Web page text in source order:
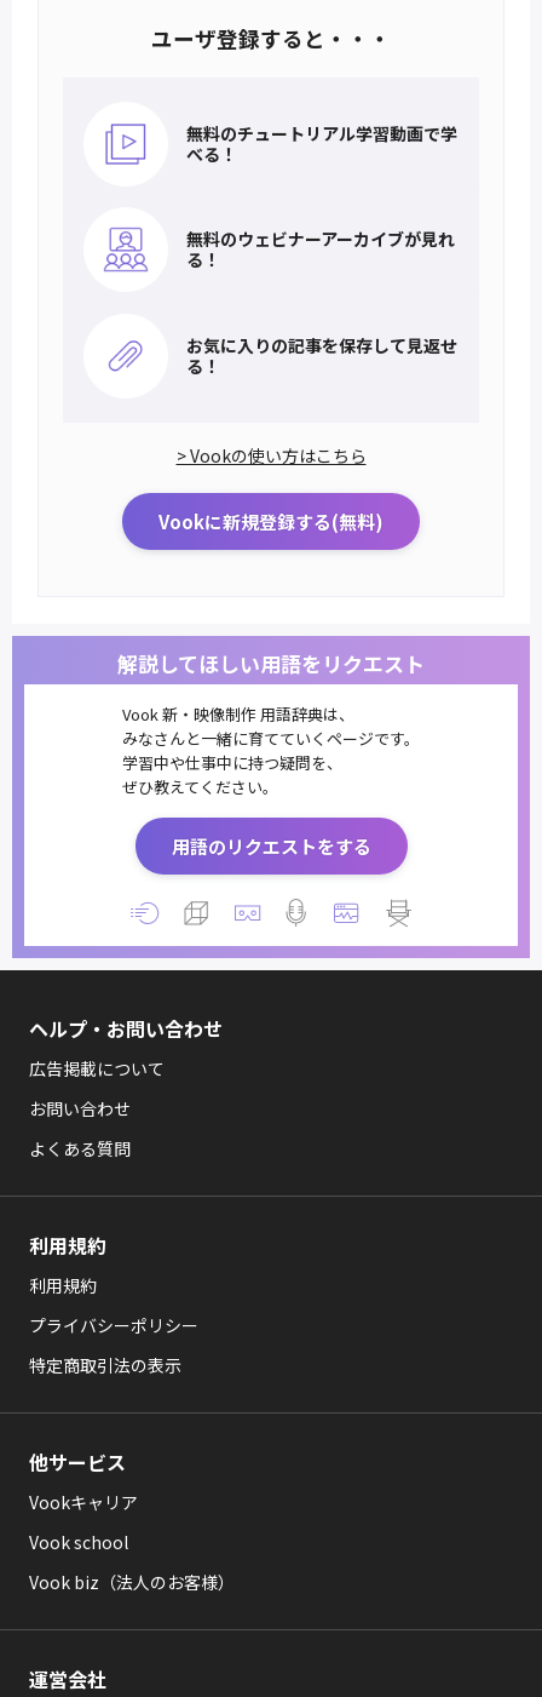
ユーザ登録すると・・・
無料のチュートリアル学習動画で学
べる！
無料のウェビナーアーカイブが見れ
る！
お気に入りの記事を保存して見返せ
る！
> Vookの使い方はこちら
Vookに新規登録する(無料)
解説してほしい用語をリクエスト
Vook 新・映像制作 用語辞典は、
みなさんと一緒に育てていくページです。
学習中や仕事中に持つ疑問を、
ぜひ教えてください。
用語のリクエストをする
ヘルプ・お問い合わせ
広告掲載について
お問い合わせ
よくある質問
利用規約
利用規約
プライバシーポリシー
特定商取引法の表示
他サービス
Vookキャリア
Vook school
Vook biz（法人のお客様）
運営会社